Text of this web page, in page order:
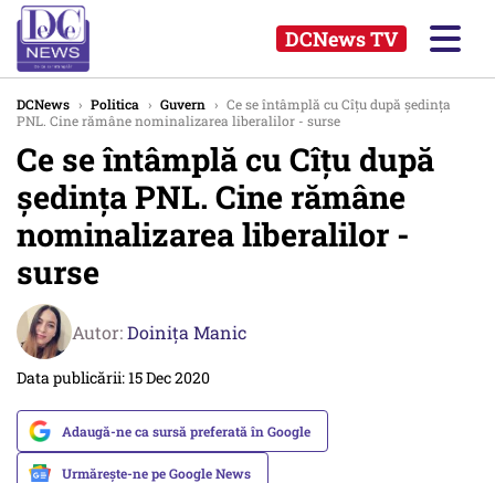
DCNews TV
DCNews › Politica › Guvern › Ce se întâmplă cu Cîţu după şedinţa
PNL. Cine rămâne nominalizarea liberalilor - surse
Ce se întâmplă cu Cîţu după
şedinţa PNL. Cine rămâne
nominalizarea liberalilor -
surse
Autor:Doinița Manic
Data publicării: 15 Dec 2020
Adaugă-ne ca sursă preferată în Google
Urmărește-ne pe Google News